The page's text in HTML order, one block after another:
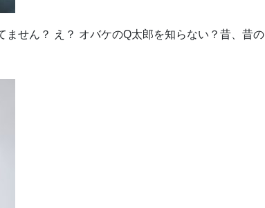
せん？ え？ オバケのQ太郎を知らない？昔、昔の